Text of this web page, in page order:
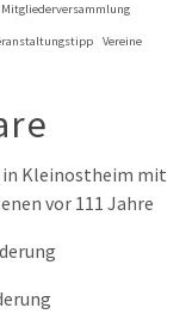
Mitgliederversammlung
Vereine
in Kleinostheim mit
vor 111 Jahre